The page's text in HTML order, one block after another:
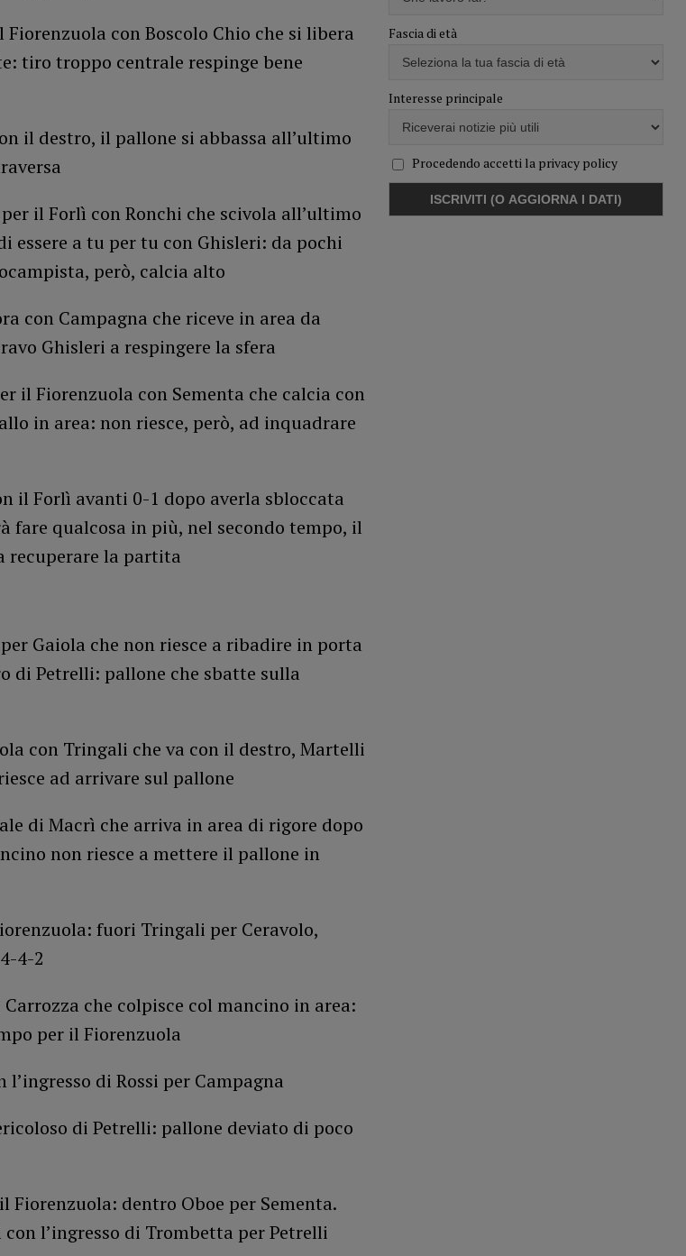
Fiorenzuola con Boscolo Chio che si libera
tiro troppo centrale respinge bene
il destro, il pallone si abbassa all’ultimo
per il Forlì con Ronchi che scivola all’ultimo
essere a tu per tu con Ghisleri: da pochi
però, calcia alto
con Campagna che riceve in area da
Ghisleri a respingere la sfera
il Fiorenzuola con Sementa che calcia con
in area: non riesce, però, ad inquadrare
il Forlì avanti 0-1 dopo averla sbloccata
fare qualcosa in più, nel secondo tempo, il
recuperare la partita
Gaiola che non riesce a ribadire in porta
di Petrelli: pallone che sbatte sulla
con Tringali che va con il destro, Martelli
ad arrivare sul pallone
di Macrì che arriva in area di rigore dopo
non riesce a mettere il pallone in
fuori Tringali per Ceravolo,
4-2
che colpisce col mancino in area:
per il Fiorenzuola
l’ingresso di Rossi per Campagna
di Petrelli: pallone deviato di poco
Fiorenzuola: dentro Oboe per Sementa.
l’ingresso di Trombetta per Petrelli
Fascia di età
Interesse principale
Procedendo accetti la privacy policy